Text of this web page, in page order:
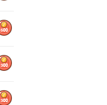
500
300
300